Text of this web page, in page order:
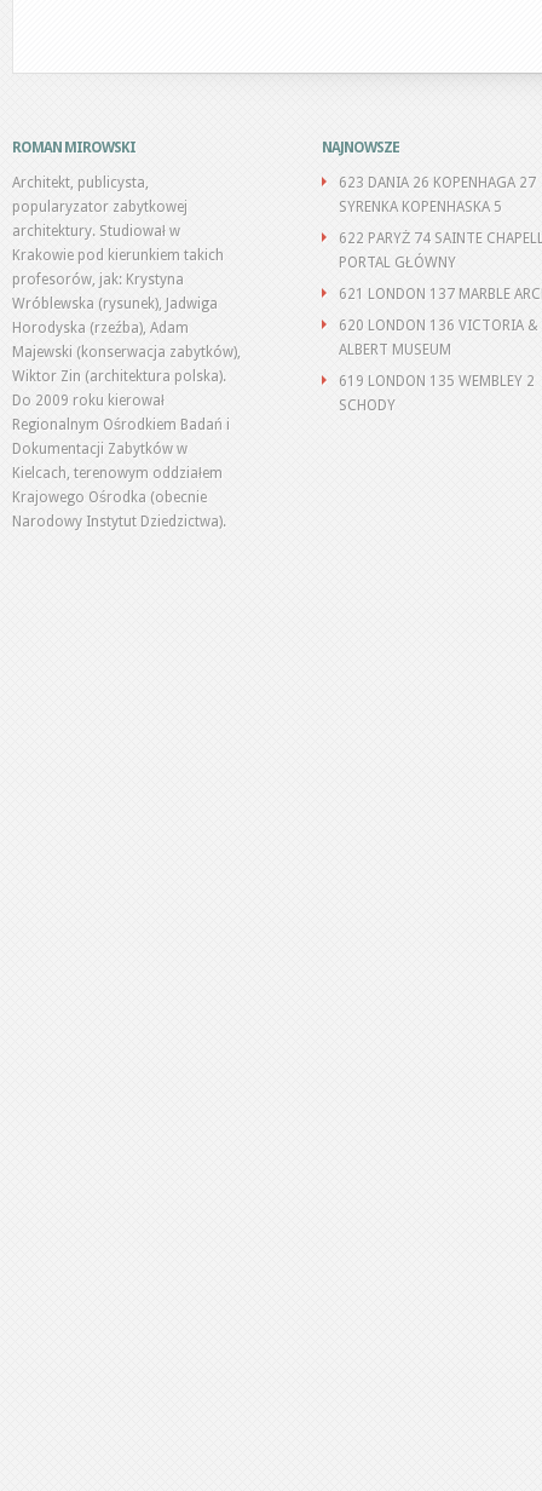
ROMAN MIROWSKI
Architekt, publicysta,
popularyzator zabytkowej
architektury. Studiował w
Krakowie pod kierunkiem takich
profesorów, jak: Krystyna
Wróblewska (rysunek), Jadwiga
Horodyska (rzeźba), Adam
Majewski (konserwacja zabytków),
Wiktor Zin (architektura polska).
Do 2009 roku kierował
Regionalnym Ośrodkiem Badań i
Dokumentacji Zabytków w
Kielcach, terenowym oddziałem
Krajowego Ośrodka (obecnie
Narodowy Instytut Dziedzictwa).
NAJNOWSZE
623 DANIA 26 KOPENHAGA 27
SYRENKA KOPENHASKA 5
622 PARYŻ 74 SAINTE
PORTAL GŁÓWNY
621 LONDON 137 MARBLE
620 LONDON 136 VICTORIA &
ALBERT MUSEUM
619 LONDON 135 WEMBLEY 2
SCHODY